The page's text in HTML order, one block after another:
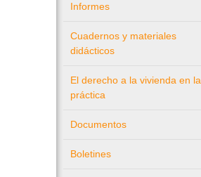
Informes
Cuadernos y materiales
didácticos
El derecho a la vivienda en la
práctica
Documentos
Boletines